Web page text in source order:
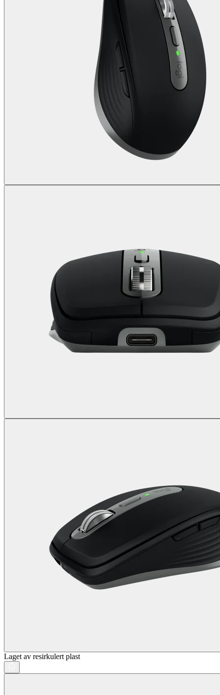
Laget av resirkulert plast